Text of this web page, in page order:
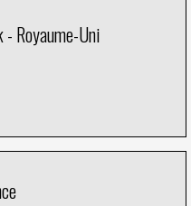
- Royaume-Uni